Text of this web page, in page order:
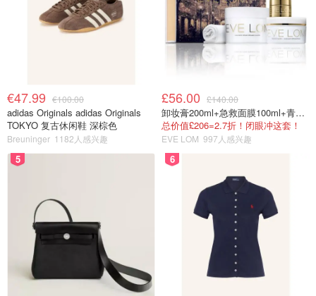
€47.99 €100.00
adidas Originals adidas Originals
TOKYO 复古休闲鞋 深棕色
Breuninger 1182人感兴趣
£56.00 £140.00
卸妆膏200ml+急救面膜100ml+青春面霜15ml
总价值£206=2.7折！闭眼冲这套！
EVE LOM 997人感兴趣
5 6